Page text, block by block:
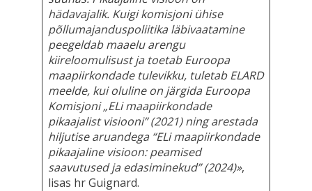
hädavajalik. Kuigi komisjoni ühise
põllumajanduspoliitika läbivaatamine
peegeldab maaelu arengu
kiireloomulisust ja toetab Euroopa
maapiirkondade tulevikku, tuletab ELARD
meelde, kui oluline on järgida Euroopa
Komisjoni „ELi maapiirkondade
pikaajalist visiooni” (2021) ning arestada
hiljutise aruandega “ELi maapiirkondade
pikaajaline visioon: peamised
saavutused ja edasiminekud” (2024)»,
lisas hr Guignard.